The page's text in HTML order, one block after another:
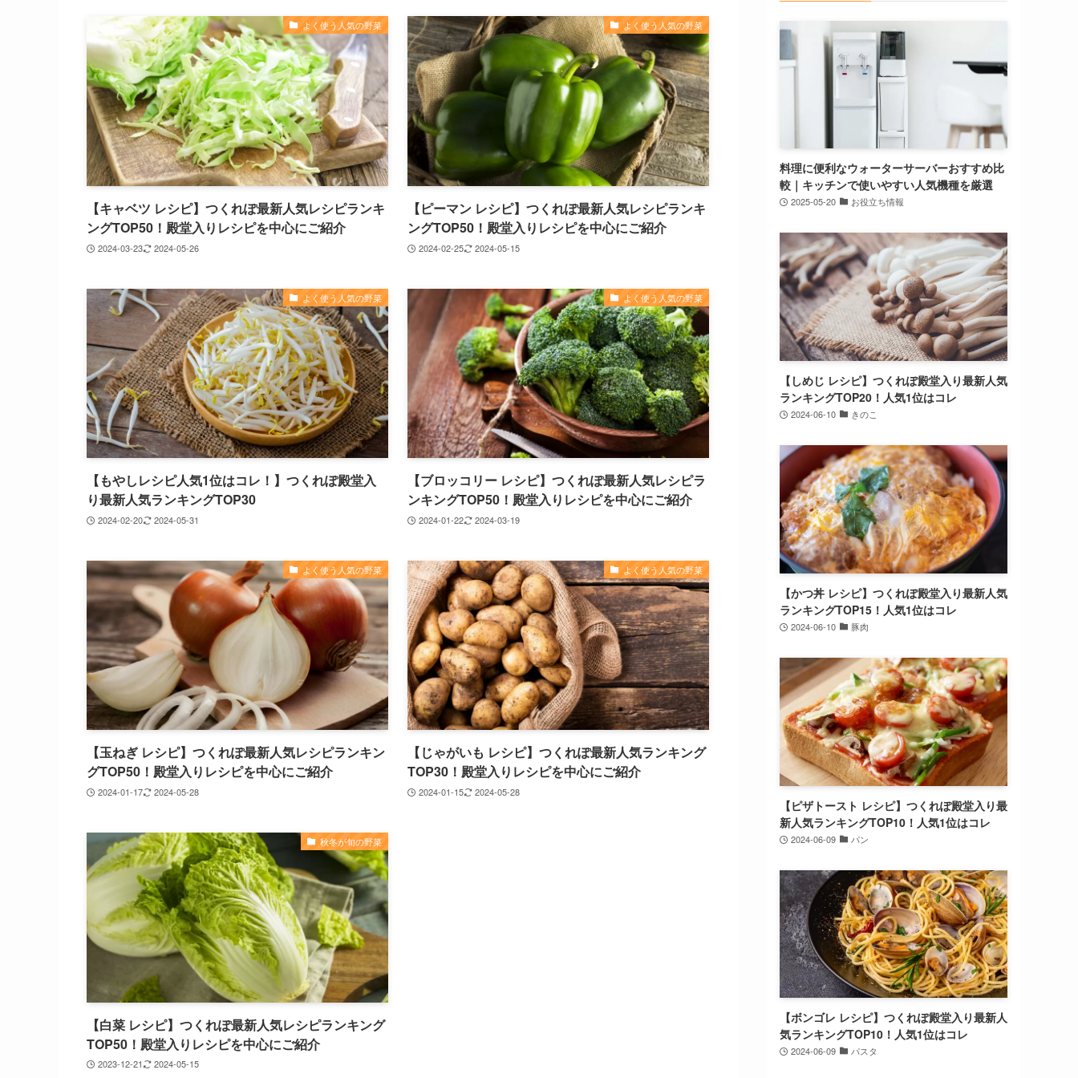
よく使う人気の野菜
【キャベツ レシピ】つくれぽ最新人気レシピランキ
ングTOP50！殿堂入りレシピを中心にご紹介
2024-03-23 2024-05-26
よく使う人気の野菜
【ピーマン レシピ】つくれぽ最新人気レシピランキ
ングTOP50！殿堂入りレシピを中心にご紹介
2024-02-25 2024-05-15
よく使う人気の野菜
【もやしレシピ人気1位はコレ！】つくれぽ殿堂入
り最新人気ランキングTOP30
2024-02-20 2024-05-31
よく使う人気の野菜
【ブロッコリー レシピ】つくれぽ最新人気レシピラ
ンキングTOP50！殿堂入りレシピを中心にご紹介
2024-01-22 2024-03-19
よく使う人気の野菜
【玉ねぎ レシピ】つくれぽ最新人気レシピランキン
グTOP50！殿堂入りレシピを中心にご紹介
2024-01-17 2024-05-28
よく使う人気の野菜
【じゃがいも レシピ】つくれぽ最新人気ランキング
TOP30！殿堂入りレシピを中心にご紹介
2024-01-15 2024-05-28
秋冬が旬の野菜
【白菜 レシピ】つくれぽ最新人気レシピランキング
TOP50！殿堂入りレシピを中心にご紹介
2023-12-21 2024-05-15
料理に便利なウォーターサーバーおすすめ比
較｜キッチンで使いやすい人気機種を厳選
2025-05-20 お役立ち情報
【しめじ レシピ】つくれぽ殿堂入り最新人気
ランキングTOP20！人気1位はコレ
2024-06-10 きのこ
【かつ丼 レシピ】つくれぽ殿堂入り最新人気
ランキングTOP15！人気1位はコレ
2024-06-10 豚肉
【ピザトースト レシピ】つくれぽ殿堂入り最
新人気ランキングTOP10！人気1位はコレ
2024-06-09 パン
【ボンゴレ レシピ】つくれぽ殿堂入り最新人
気ランキングTOP10！人気1位はコレ
2024-06-09 パスタ